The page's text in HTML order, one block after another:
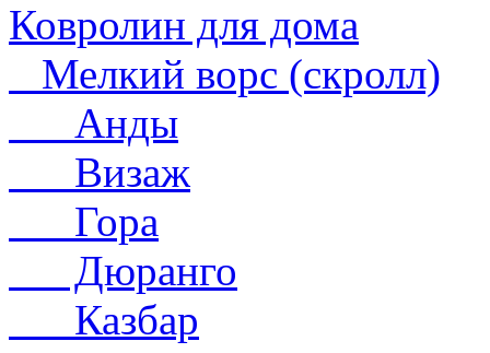
Ковролин для дома
Мелкий ворс (скролл)
Анды
Визаж
Гора
Дюранго
Казбар